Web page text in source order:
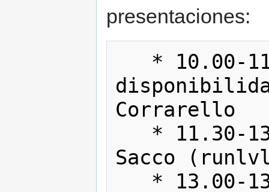
presentaciones:
Corrarello
Sacco